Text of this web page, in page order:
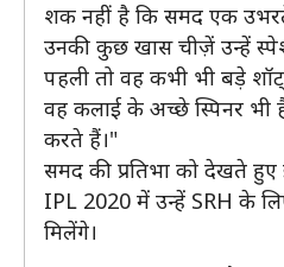
शक नहीं है कि समद एक उभरते
उनकी कुछ खास चीज़ें उन्हें
पहली तो वह कभी भी बड़े
वह कलाई के अच्छे स्पिनर भी
करते हैं।"
समद की प्रतिभा को देखते हुए
IPL 2020 में उन्हें SRH के
मिलेंगे।